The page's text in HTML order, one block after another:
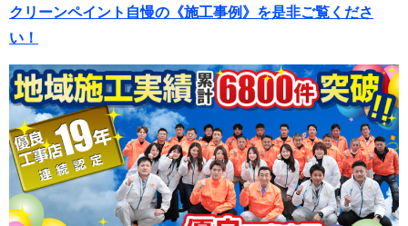
クリーンペイント自慢の《施工事例》を是非ご覧くださ
い！